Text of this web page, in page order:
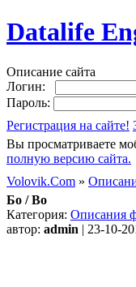
Datalife
Описание сайта
Логин:
Пароль:
Регистрация на сайте!
Вы просматриваете
полную версию сайта.
Volovik.Com »
Бо / Bo
Категория: Описания
автор: admin | 23-10-